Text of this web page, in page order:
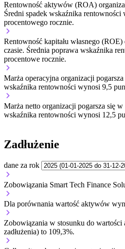
Rentowność aktywów (ROA)
Średni spadek wskaźnika rentowności
procentowego rocznie.
Rentowność kapitału własnego
czasie. Średnia poprawa wskaźnika
procentowe rocznie.
Marża operacyjna organizacji
wskaźnika rentowności wynosi 9,5
Marża netto organizacji pogarsza się w
wskaźnika rentowności wynosi 12,5
Zadłużenie
dane za rok
Zobowiązania Smart Tech Finance
Dla porównania wartość aktywów
Zobowiązania w stosunku do
zadłużenia) to 109,3%.